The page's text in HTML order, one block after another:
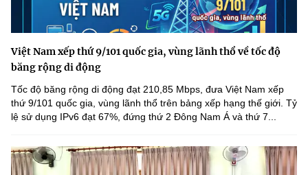
Việt Nam xếp thứ 9/101 quốc gia, vùng lãnh thổ về tốc độ
băng rộng di động
Tốc độ băng rộng di động đạt 210,85 Mbps, đưa Việt Nam xếp
thứ 9/101 quốc gia, vùng lãnh thổ trên bảng xếp hạng thế giới. Tỷ
lệ sử dụng IPv6 đạt 67%, đứng thứ 2 Đông Nam Á và thứ 7...